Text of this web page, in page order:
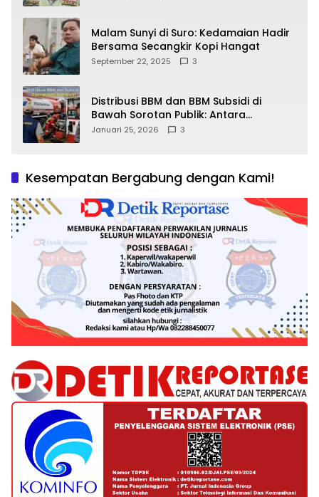
Malam Sunyi di Suro: Kedamaian Hadir
Bersama Secangkir Kopi Hangat
September 22, 2025 3
Distribusi BBM dan BBM Subsidi di
Bawah Sorotan Publik: Antara
Kepentingan Negara, Hak Konsumen,
Januari 25, 2026 3
Kesempatan Bergabung dengan Kami!